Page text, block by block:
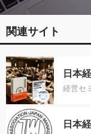
関連サイト
日本
経営セ
日本